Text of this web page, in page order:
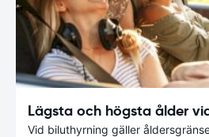
Lägsta och högsta ålder
Vid biluthyrning gäller